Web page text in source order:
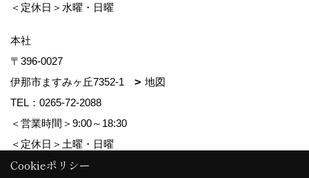
＜定休日＞水曜・日曜
本社
〒396-0027
伊那市ますみヶ丘7352-1
地図
TEL： 0265-72-2088
＜営業時間＞9:00～18:30
＜定休日＞土曜・日曜
Cookieポリシー